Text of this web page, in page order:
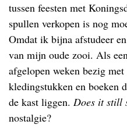
tussen feesten met
spullen verkopen is nog
Omdat ik bijna afstudeer
van mijn oude zooi. Als
afgelopen weken bezig
kledingstukken en boeken
de kast liggen. Does it still
nostalgie?